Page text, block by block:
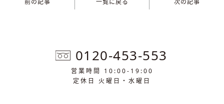
0120-453-553
営業時間 10:00-19:00
定休日 火曜日・水曜日